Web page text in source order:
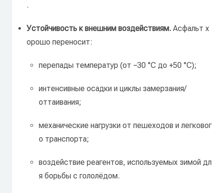
.
Устойчивость квнешним воздействиям. Асфальт х
орошо переносит:
перепады температур (от −30 °C до +50 °C);
интенсивные осадки и циклы замерзания/
оттаивания;
механические нагрузки от пешеходов и легковог
о транспорта;
воздействие реагентов, используемых зимой дл
я борьбы с гололёдом.